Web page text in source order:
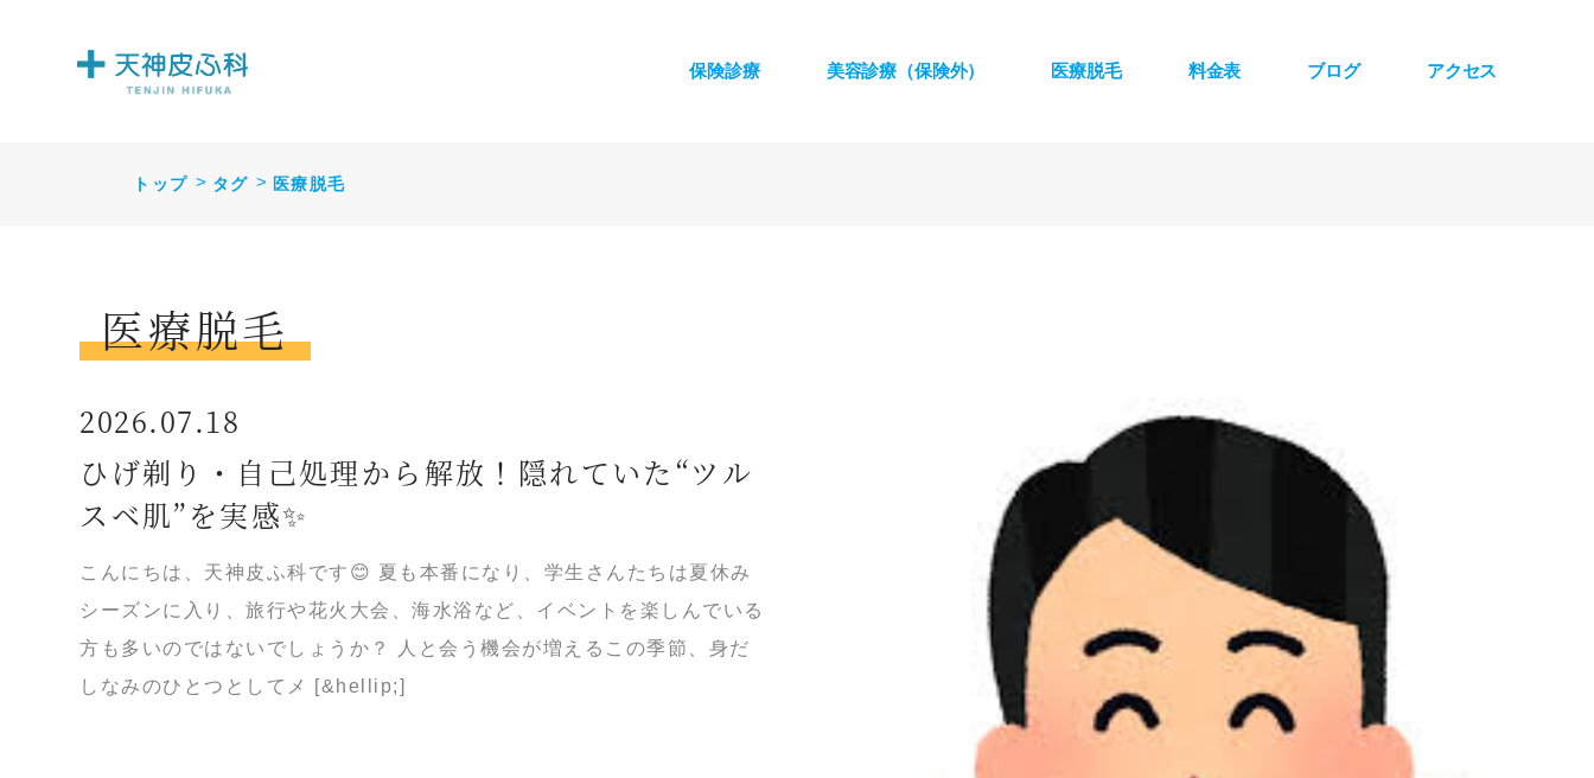
保険診療 美容診療（保険外） 医療脱毛 料金表 ブログ アクセス
トップ タグ 医療脱毛
医療脱毛
2026.07.18
ひげ剃り・自己処理から解放！隠れていた“ツル
スベ肌”を実感✨
こんにちは、天神皮ふ科です😊 夏も本番になり、学生さんたちは夏休み
シーズンに入り、旅行や花火大会、海水浴など、イベントを楽しんでいる
方も多いのではないでしょうか？ 人と会う機会が増えるこの季節、身だ
しなみのひとつとしてメ [&hellip;]